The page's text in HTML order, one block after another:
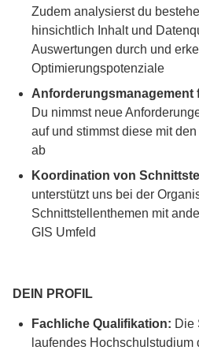
Zudem analysierst du
hinsichtlich Inhalt und
Auswertungen durch und
Optimierungspotenziale
Anforderungsmanagement
Du nimmst neue
auf und stimmst diese mit
ab
Koordination von
unterstützt uns bei der
Schnittstellenthemen mit
GIS Umfeld
DEIN PROFIL
Fachliche Qualifikation: Die
laufendes Hochschulstudium